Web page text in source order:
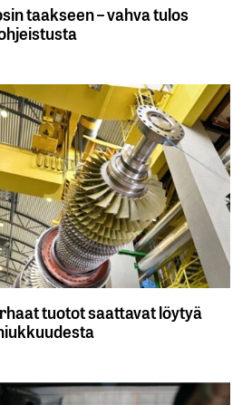
taakseen – vahva tulos
tuotot saattavat löytyä